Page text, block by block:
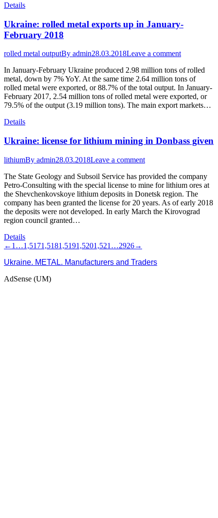
Details
Ukraine: rolled metal exports up in January-
February 2018
rolled metal outputBy admin28.03.2018Leave a comment
In January-February Ukraine produced 2.98 million tons of rolled
metal, down by 7% YoY. At the same time 2.64 million tons of
rolled metal were exported, or 88.7% of the total output. In January-
February 2017, 2.54 million tons of rolled metal were exported, or
79.5% of the output (3.19 million tons). The main export markets…
Details
Ukraine: license for lithium mining in Donbass given
lithiumBy admin28.03.2018Leave a comment
The State Geology and Subsoil Service has provided the company
Petro-Consulting with the special license to mine for lithium ores at
the Shevchenkovskoye lithium deposits in Donetsk region. The
company has been granted the license for 20 years. As of early 2018
the deposits were not developed. In early March the Kirovograd
region council granted…
Details
← 1 …1,5171,5181,5191,5201,521 …2926→
Ukraine. METAL. Manufacturers and Traders
AdSense (UM)